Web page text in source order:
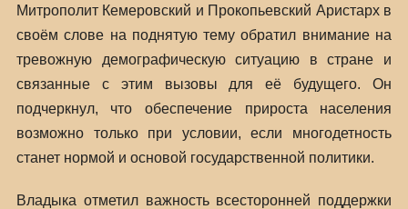
Митрополит Кемеровский и Прокопьевский Аристарх в
своём слове на поднятую тему обратил внимание на
тревожную демографическую ситуацию в стране и
связанные с этим вызовы для её будущего. Он
подчеркнул, что обеспечение прироста населения
возможно только при условии, если многодетность
станет нормой и основой государственной политики.
Владыка отметил важность всесторонней поддержки